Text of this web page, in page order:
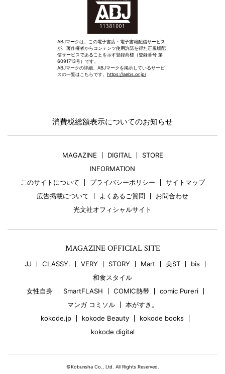
ABJマークは、この電子書店・電子書籍配信サービス
が、著作権者からコンテンツ使用許諾を得た正規版配
信サービスであることを示す登録商標（登録番号 第
6091713号）です。
ABJマークの詳細、ABJマークを掲示しているサービ
スの一覧はこちらです。 https://aebs.or.jp/
消費税総額表示についてのお知らせ
MAGAZINE DIGITAL
STORE
INFORMATION
このサイトについて
プライバシーポリシー
サイトマップ
広告掲載について
よくあるご質問
お問合わせ
光文社オフィシャルサイト
MAGAZINE OFFICIAL SITE
JJ CLASSY. VERY STORY Mart 美ST
bis
和食スタイル
女性自身
SmartFLASH COMIC熱帯
comic Pureri
マンガ コミソル
本がすき。
kokode.jp
kokode Beauty
kokode books
kokode digital
©Kobunsha Co., Ltd. All Rights Reserved.